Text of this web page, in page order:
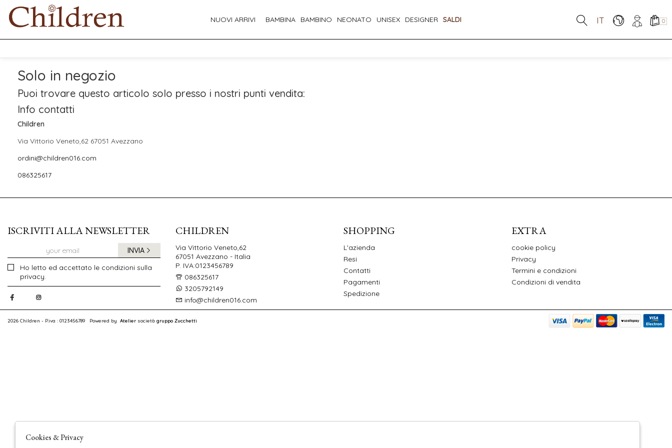
IT 0
NUOVI ARRIVI BAMBINA BAMBINO NEONATO UNISEX DESIGNER SALDI
Solo in negozio
Puoi trovare questo articolo solo presso i nostri punti vendita:
Info contatti
Children
Via Vittorio Veneto,62 67051 Avezzano
ordini@children016.com
086325617
ISCRIVITI ALLA NEWSLETTER
Ho letto ed accettato le condizioni sulla
privacy.
INVIA
CHILDREN
Via Vittorio Veneto,62
67051 Avezzano - Italia
P. IVA:0123456789
086325617
3205792149
info@children016.com
SHOPPING
L'azienda
Resi
Contatti
Pagamenti
Spedizione
EXTRA
cookie policy
Privacy
Termini e condizioni
Condizioni di vendita
2026 Children - P.iva : 0123456789 Powered by Ateliersocietà gruppo Zucchetti
Cookies & Privacy